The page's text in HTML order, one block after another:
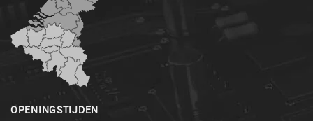
OPENINGSTIJDEN